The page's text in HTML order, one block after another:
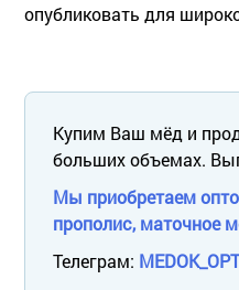
опубликовать для
Купим Ваш мёд и
больших объемах.
Мы приобретаем
прополис, маточное
Телеграм: MEDOK_OPT